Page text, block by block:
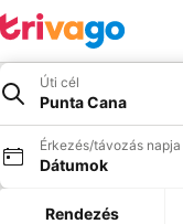
Úti cél
Punta Cana
Érkezés/távozás napja
Dátumok
Rendezés